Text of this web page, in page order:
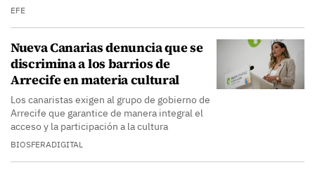
EFE
Nueva Canarias denuncia que se
discrimina a los barrios de
Arrecife en materia cultural
Los canaristas exigen al grupo de gobierno de
Arrecife que garantice de manera integral el
acceso y la participación a la cultura
BIOSFERADIGITAL